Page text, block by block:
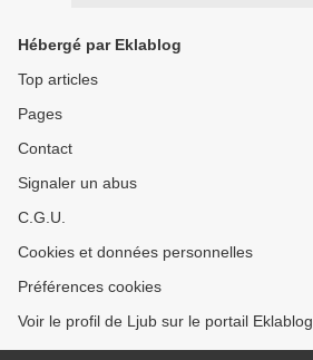
Hébergé par Eklablog
Top articles
Pages
Contact
Signaler un abus
C.G.U.
Cookies et données personnelles
Préférences cookies
Voir le profil de Ljub sur le portail Eklablog